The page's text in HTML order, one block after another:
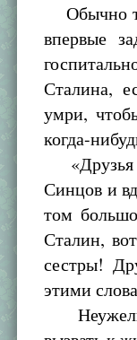
Обычно
впервые
Сталина,
умри,
когда-
«Друзья
Синцов и
том
Сталин,
сестры!
этими
Неужели